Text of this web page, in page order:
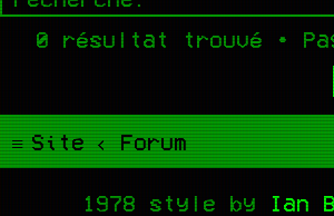
0 résultat trouvé •
Site Forum
1978 style by
Ian